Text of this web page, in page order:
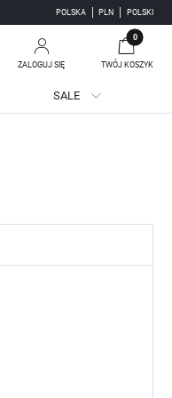
POLSKA PLN POLSKI
ZALOGUJ SIĘ
0
TWÓJ KOSZYK
SALE